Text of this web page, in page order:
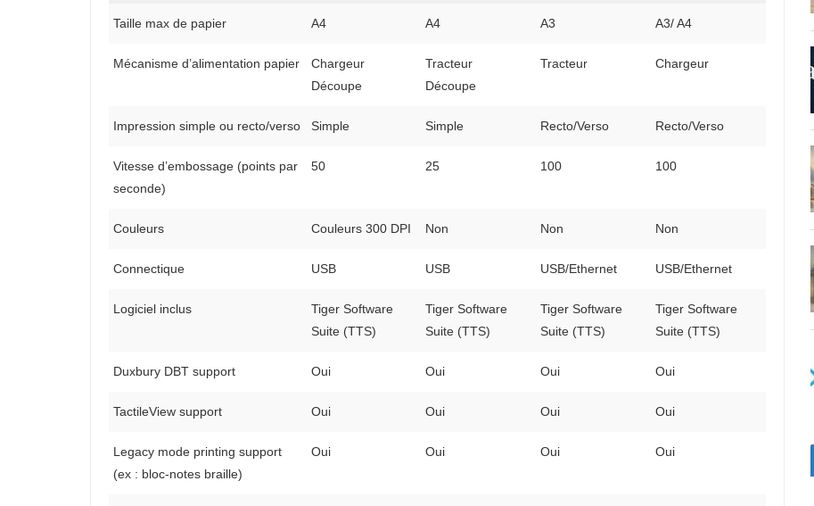
Taille max de papier A4 A4 A3 A3/ A4
Mécanisme d’alimentation papier
Chargeur
Découpe
Tracteur
Découpe
Tracteur Chargeur
Impression simple ou recto/verso Simple Simple Recto/Verso Recto/Verso
Vitesse d’embossage (points par
seconde)
50 25 100 100
Couleurs Couleurs 300 DPI Non Non Non
Connectique USB USB USB/Ethernet USB/Ethernet
Logiciel inclus
Tiger Software
Suite (TTS)
Tiger Software
Suite (TTS)
Tiger Software
Suite (TTS)
Tiger Software
Suite (TTS)
Duxbury DBT support Oui Oui Oui Oui
TactileView support Oui Oui Oui Oui
Legacy mode printing support
(ex : bloc-notes braille)
Oui Oui Oui Oui